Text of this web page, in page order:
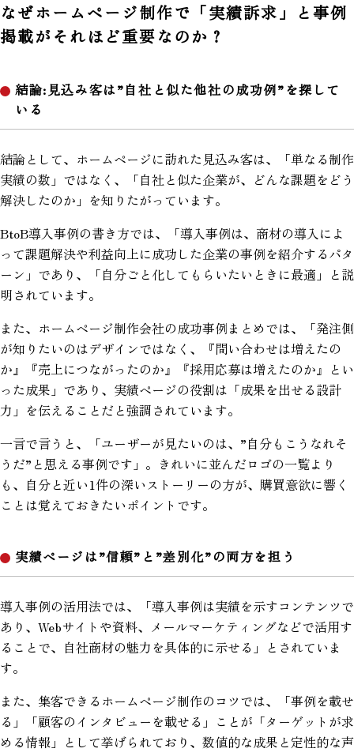
なぜホームページ制作で「実績訴求」と事例
掲載がそれほど重要なのか？
結論:見込み客は”自社と似た他社の成功例”を探して
いる
結論として、ホームページに訪れた見込み客は、「単なる制作
実績の数」ではなく、「自社と似た企業が、どんな課題をどう
解決したのか」を知りたがっています。
BtoB導入事例の書き方では、「導入事例は、商材の導入によ
って課題解決や利益向上に成功した企業の事例を紹介するパタ
ーン」であり、「自分ごと化してもらいたいときに最適」と説
明されています。
また、ホームページ制作会社の成功事例まとめでは、「発注側
が知りたいのはデザインではなく、『問い合わせは増えたの
か』『売上につながったのか』『採用応募は増えたのか』とい
った成果」であり、実績ページの役割は「成果を出せる設計
力」を伝えることだと強調されています。
一言で言うと、「ユーザーが見たいのは、”自分もこうなれそ
うだ”と思える事例です」。きれいに並んだロゴの一覧より
も、自分と近い1件の深いストーリーの方が、購買意欲に響く
ことは覚えておきたいポイントです。
実績ページは”信頼”と”差別化”の両方を担う
導入事例の活用法では、「導入事例は実績を示すコンテンツで
あり、Webサイトや資料、メールマーケティングなどで活用す
ることで、自社商材の魅力を具体的に示せる」とされていま
す。
また、集客できるホームページ制作のコツでは、「事例を載せ
る」「顧客のインタビューを載せる」ことが「ターゲットが求
める情報」として挙げられており、数値的な成果と定性的な声